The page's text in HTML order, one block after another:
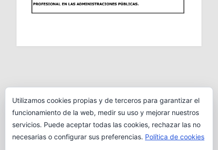
Utilizamos cookies propias y de terceros para garantizar el
funcionamiento de la web, medir su uso y mejorar nuestros
servicios. Puede aceptar todas las cookies, rechazar las no
necesarias o configurar sus preferencias. Política de cookies